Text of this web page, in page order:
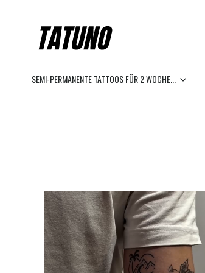
SEMI-PERMANENTE TATTOOS FÜR 2 WOCHE...